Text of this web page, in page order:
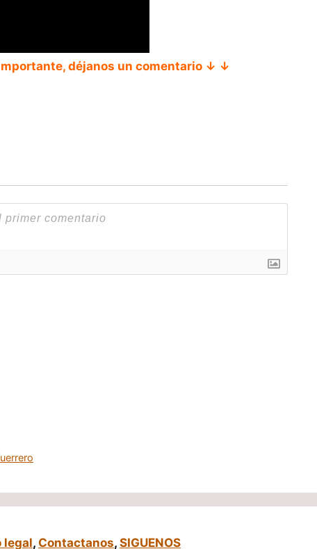
déjanos un comentario ↓ ↓
legal, Contactanos, SIGUENOS